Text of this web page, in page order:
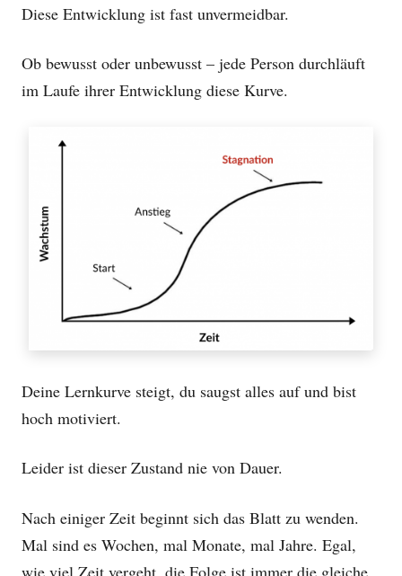
Diese Entwicklung ist fast unvermeidbar.
Ob bewusst oder unbewusst – jede Person durchläuft
im Laufe ihrer Entwicklung diese Kurve.
Deine Lernkurve steigt, du saugst alles aufund bist
hoch motiviert.
Leider ist dieser Zustand nie von Dauer.
Nach einiger Zeit beginnt sich das Blatt zu wenden.
Mal sind es Wochen, mal Monate, mal Jahre. Egal,
wie viel Zeit vergeht, die Folge ist immer die gleiche.